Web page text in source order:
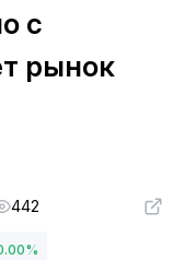
с
рынок
442
%